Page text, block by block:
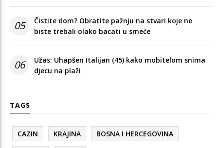
05
Čistite dom? Obratite pažnju na stvari koje ne
biste trebali olako bacati u smeće
06
Užas: Uhapšen Italijan (45) kako mobitelom snima
djecu na plaži
TAGS
CAZIN KRAJINA BOSNA I HERCEGOVINA